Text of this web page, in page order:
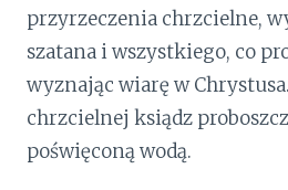
przyrzeczenia chrzcielne,
szatana i wszystkiego, co
wyznając wiarę w
chrzcielnej ksiądz
poświęconą wodą.